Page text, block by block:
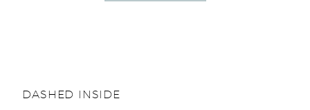
DASHED INSIDE